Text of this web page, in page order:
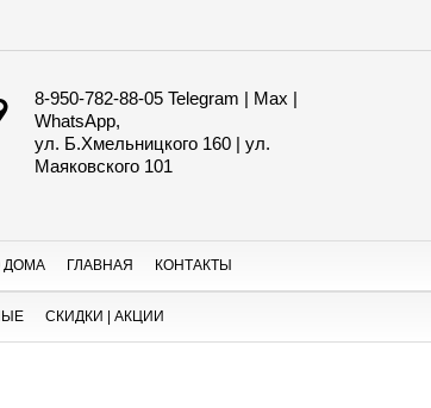
8-950-782-88-05 Telegram | Max |
WhatsApp,
ул. Б.Хмельницкого 160 | ул.
Маяковского 101
ДОМА ГЛАВНАЯ КОНТАКТЫ
СКИДКИ | АКЦИИ